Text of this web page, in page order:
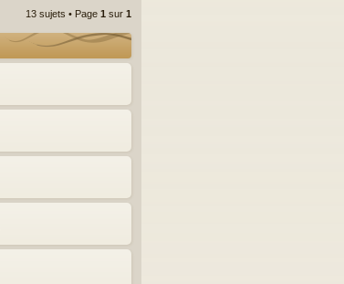
r
13 sujets • Page 1 sur 1